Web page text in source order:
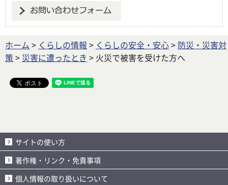
ホーム > くらしの情報 > くらしの安全・安心> 防災・災害対
策 > 災害に遭ったとき > 火災で被害を受けた方へ
サイトの使い方
著作権・リンク・免責事項
個人情報の取り扱いについて